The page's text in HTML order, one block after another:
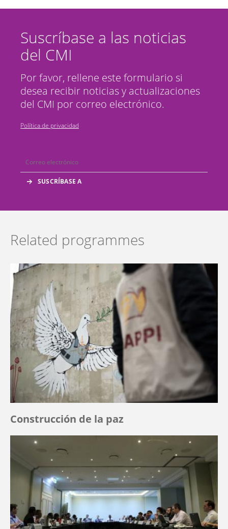
Suscríbase a las noticias
del CMI
Por favor, rellene este formulario si
desea recibir noticias y actualizaciones
del CMI por correo electrónico.
Política de privacidad
Related programmes
Construcción de la paz